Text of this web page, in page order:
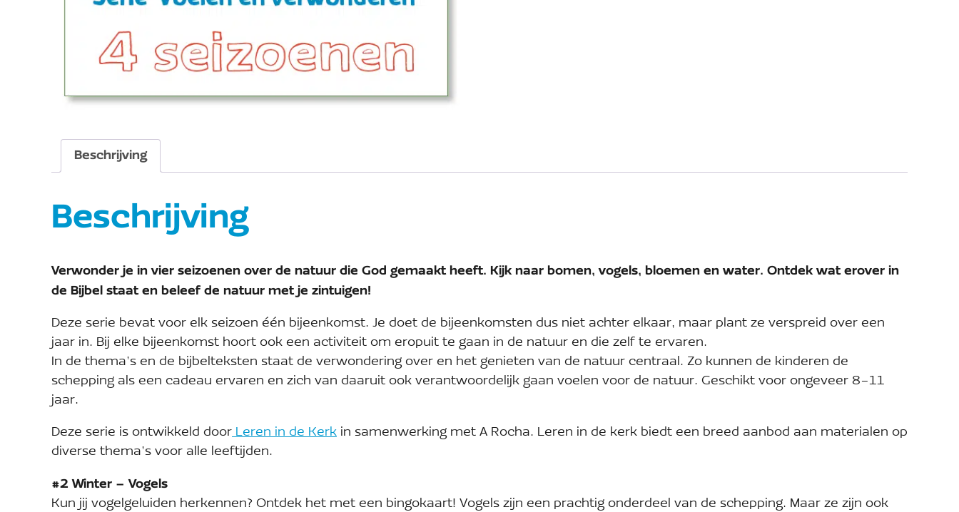
Beschrijving
Beschrijving
Verwonder je in vier seizoenen over de natuur die God gemaakt heeft. Kijk naar bomen, vogels, bloemen en water. Ontdek wat erover in
de Bijbel staat en beleef de natuur met je zintuigen!
Deze serie bevat voor elk seizoen één bijeenkomst. Je doet de bijeenkomsten dus niet achter elkaar, maar plant ze verspreid over een
jaar in. Bij elke bijeenkomst hoort ook een activiteit om eropuit te gaan in de natuur en die zelf te ervaren.
In de thema’s en de bijbelteksten staat de verwondering over en het genieten van de natuur centraal. Zo kunnen de kinderen de
schepping als een cadeau ervaren en zich van daaruit ook verantwoordelijk gaan voelen voor de natuur. Geschikt voor ongeveer 8-11
jaar.
Deze serie is ontwikkeld door Leren in de Kerk in samenwerking met A Rocha. Leren in de kerk biedt een breed aanbod aan materialen op
diverse thema’s voor alle leeftijden.
#2 Winter – Vogels
Kun jij vogelgeluiden herkennen? Ontdek het met een bingokaart! Vogels zijn een prachtig onderdeel van de schepping. Maar ze zijn ook